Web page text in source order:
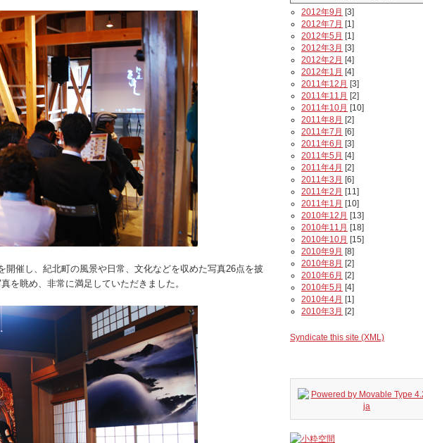
催し、紀北町の風景や日常、文化などを収めた写真26点を披
を眺め、非常に満足していただきました。
2012年9月 [3]
2012年7月 [1]
2012年5月 [1]
2012年3月 [3]
2012年2月 [4]
2012年1月 [4]
2011年12月 [3]
2011年11月 [2]
2011年10月 [10]
2011年8月 [2]
2011年7月 [6]
2011年6月 [3]
2011年5月 [4]
2011年4月 [2]
2011年3月 [6]
2011年2月 [11]
2011年1月 [10]
2010年12月 [13]
2010年11月 [18]
2010年10月 [15]
2010年9月 [8]
2010年8月 [2]
2010年6月 [2]
2010年5月 [4]
2010年4月 [1]
2010年3月 [2]
Syndicate this site (XML)